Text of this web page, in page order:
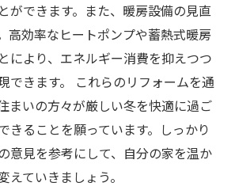
ができます。また、暖房設備の見直
高効率なヒートポンプや蓄熱式暖房
により、エネルギー消費を抑えつつ
できます。 これらのリフォームを通
まいの方々が厳しい冬を快適に過ご
きることを願っています。しっかり
意見を参考にして、自分の家を温か
えていきましょう。